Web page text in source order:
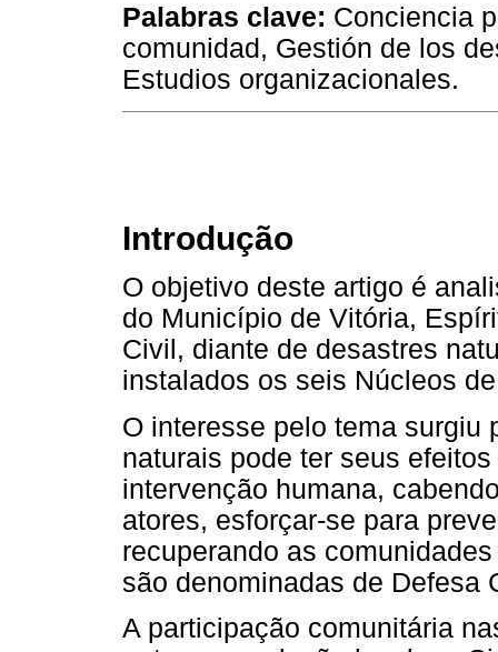
Palabras clave: Conciencia
comunidad, Gestión de los
Estudios organizacionales.
Introdução
O objetivo deste artigo é
do Município de Vitória,
Civil, diante de desastres
instalados os seis Núcleos
O interesse pelo tema surgiu
naturais pode ter seus
intervenção humana,
atores, esforçar-se para
recuperando as
são denominadas de Defesa
A participação comunitária